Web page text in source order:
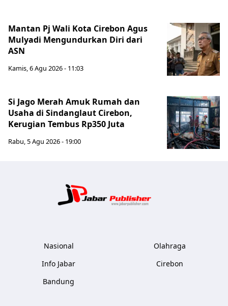
Mantan Pj Wali Kota Cirebon Agus
Mulyadi Mengundurkan Diri dari
ASN
Kamis, 6 Agu 2026 - 11:03
Si Jago Merah Amuk Rumah dan
Usaha di Sindanglaut Cirebon,
Kerugian Tembus Rp350 Juta
Rabu, 5 Agu 2026 - 19:00
Nasional
Info Jabar
Bandung
Olahraga
Cirebon